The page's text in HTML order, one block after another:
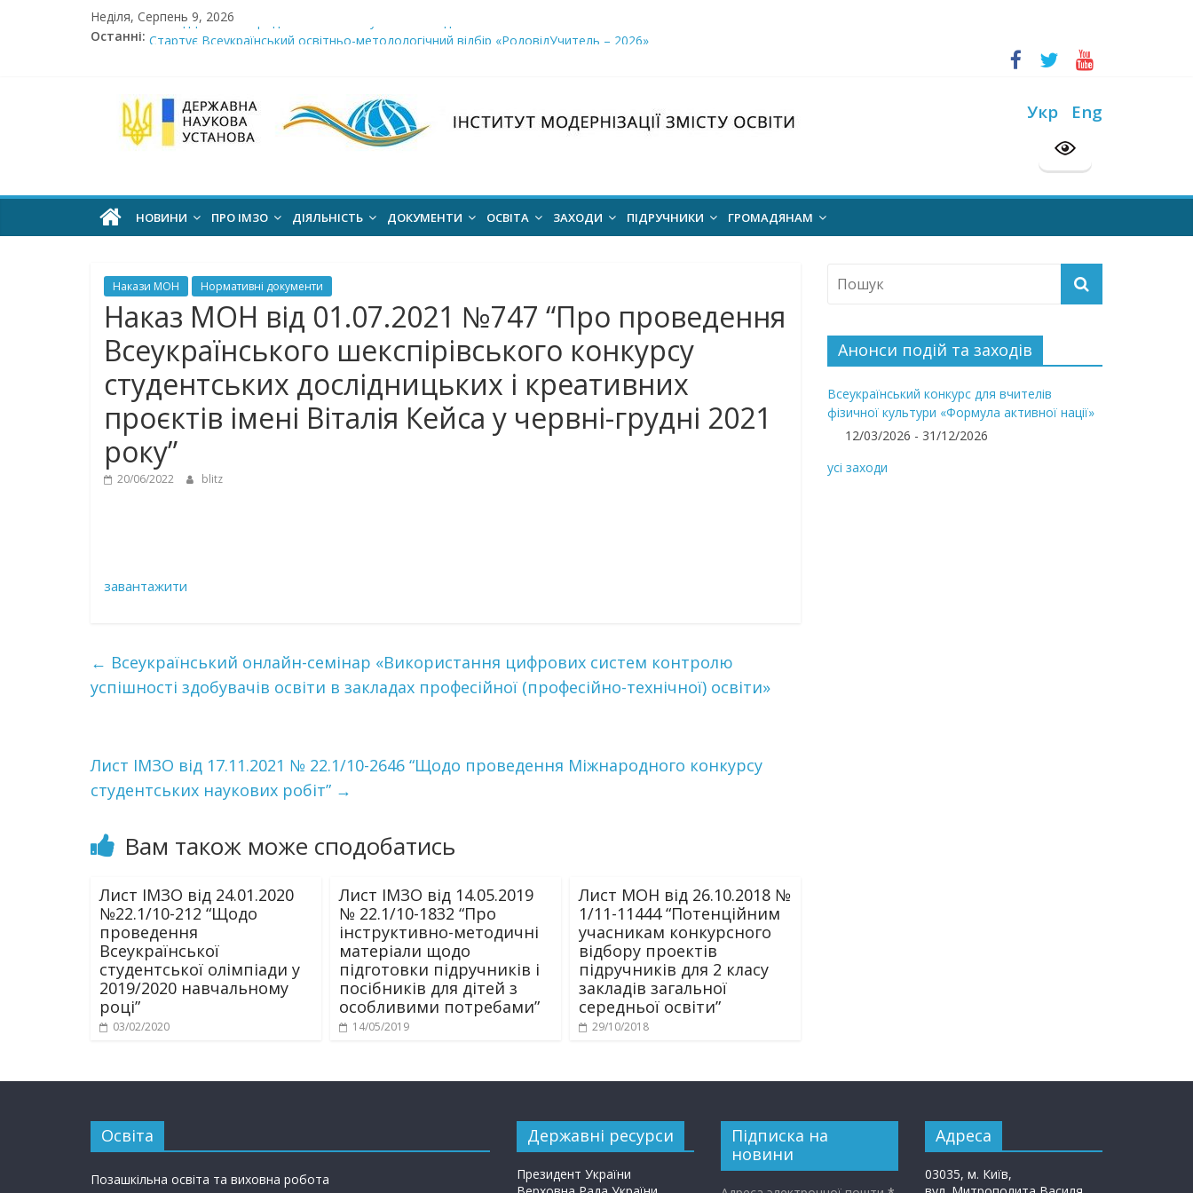
Неділя, Серпень 9, 2026
Останні: Сімнадцята міжнародна виставка «Сучасні заклади освіти»
Стартує Всеукраїнський освітньо-методологічний відбір «РодовідУчитель – 2026»
Розпочато прийом документів на конкурс для здобуття академічних стипендій імені Героїв Небесної Сотні на 2026/2027 н. р.
Інститут
модернізації
змісту
освіти
офіційний
веб-
сайт
Укр Eng
НОВИНИ ПРО ІМЗО ДІЯЛЬНІСТЬ ДОКУМЕНТИ ОСВІТА ЗАХОДИ ПІДРУЧНИКИ ГРОМАДЯНАМ
Накази МОН Нормативні документи
Наказ МОН від 01.07.2021 №747 “Про проведення
Всеукраїнського шекспірівського конкурсу
студентських дослідницьких і креативних
проєктів імені Віталія Кейса у червні-грудні 2021
року”
20/06/2022 blitz
завантажити
← Всеукраїнський онлайн-семінар «Використання цифрових систем контролю
успішності здобувачів освіти в закладах професійної (професійно-технічної) освіти»
Лист ІМЗО від 17.11.2021 № 22.1/10-2646 “Щодо проведення Міжнародного конкурсу
студентських наукових робіт” →
Вам також може сподобатись
Лист ІМЗО від 24.01.2020
№22.1/10-212 “Щодо
проведення
Всеукраїнської
студентської олімпіади у
2019/2020 навчальному
році”
03/02/2020
Лист ІМЗО від 14.05.2019
№ 22.1/10-1832 “Про
інструктивно-методичні
матеріали щодо
підготовки підручників і
посібників для дітей з
особливими потребами”
14/05/2019
Лист МОН від 26.10.2018 №
1/11-11444 “Потенційним
учасникам конкурсного
відбору проектів
підручників для 2 класу
закладів загальної
середньої освіти”
29/10/2018
Анонси подій та заходів
Всеукраїнський конкурс для вчителів
фізичної культури «Формула активної нації»
12/03/2026 - 31/12/2026
усі заходи
Освіта
Позашкільна освіта та виховна робота
Державні ресурси
Президент України
Підписка на
новини
Адреса
03035, м. Київ,